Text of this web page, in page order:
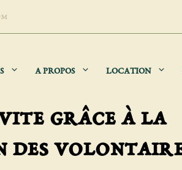
A PROPOS LOCATION
grâce à la
des